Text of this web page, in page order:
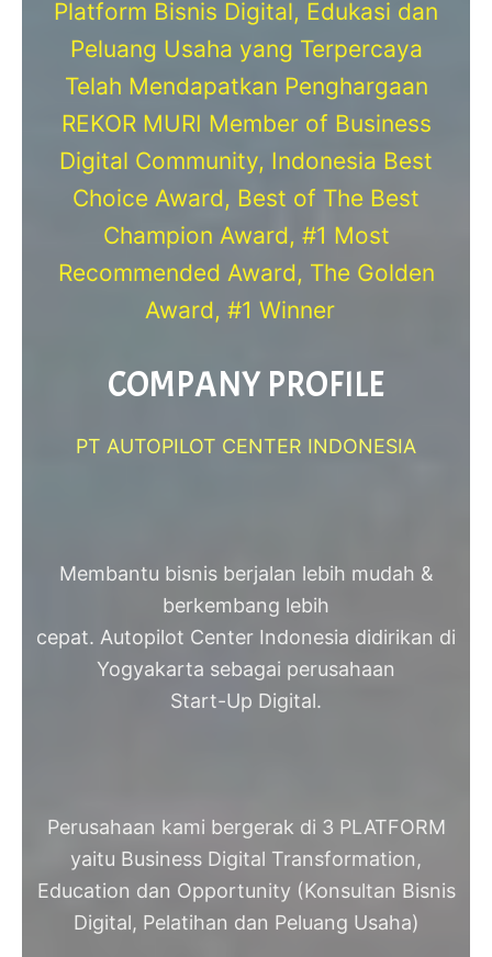
Platform Bisnis Digital, Edukasi dan
Peluang Usaha yang Terpercaya
Telah Mendapatkan Penghargaan
REKOR MURI Member of Business
Digital Community, Indonesia Best
Choice Award, Best of The Best
Champion Award, #1 Most
Recommended Award, The Golden
Award, #1 Winner
COMPANY PROFILE
PT AUTOPILOT CENTER INDONESIA
Membantu bisnis berjalan lebih mudah &
berkembang lebih
cepat. Autopilot Center Indonesia didirikan di
Yogyakarta sebagai perusahaan
Start-Up Digital.
Perusahaan kami bergerak di 3 PLATFORM
yaitu Business Digital Transformation,
Education dan Opportunity (Konsultan Bisnis
Digital, Pelatihan dan Peluang Usaha)